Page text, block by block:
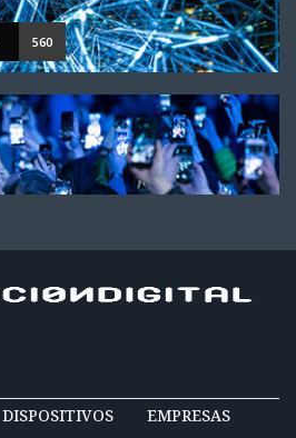
560
DISPOSITIVOS EMPRESAS